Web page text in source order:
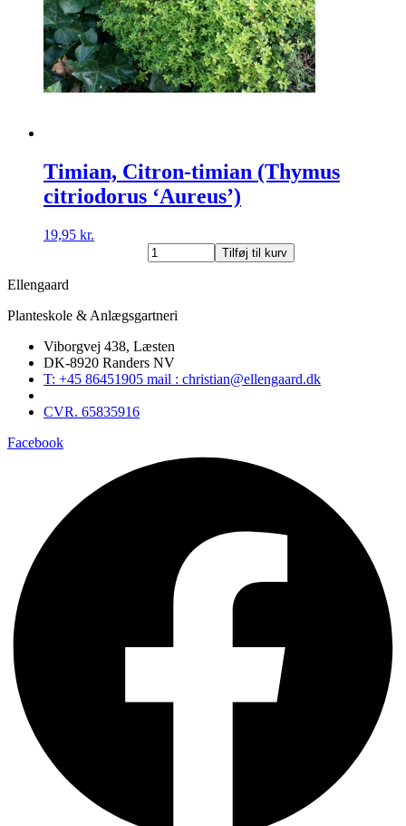
Timian, Citron-timian (Thymus
citriodorus ‘Aureus’)
19,95 kr.
Timian,
Citron-
citriodorus
antal
Tilføj til kurv
Ellengaard
Planteskole & Anlægsgartneri
Viborgvej 438, Læsten
DK-8920 Randers NV
T: +45 86451905 mail : christian@ellengaard.dk
CVR. 65835916
Facebook